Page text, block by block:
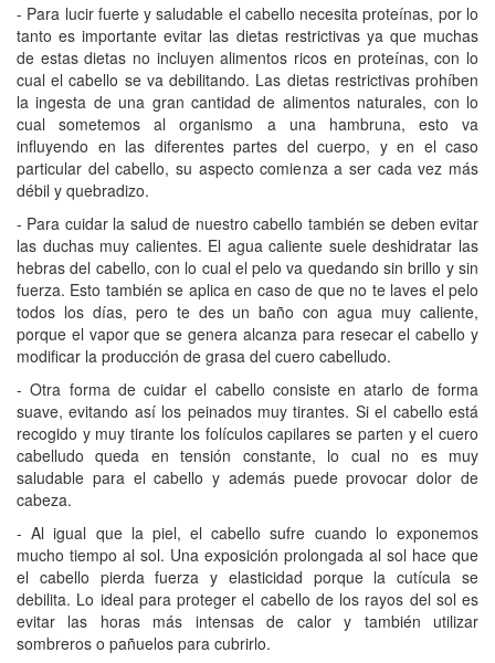
- Para lucir fuerte y saludable el cabello necesita proteínas, por lo
tanto es importante evitar las dietas restrictivas ya que muchas
de estas dietas no incluyen alimentos ricos en proteínas, con lo
cual el cabello se va debilitando. Las dietas restrictivas prohíben
la ingesta de una gran cantidad de alimentos naturales, con lo
cual sometemos al organismo a una hambruna, esto va
influyendo en las diferentes partes del cuerpo, y en el caso
particular del cabello, su aspecto comienza a ser cada vez más
débil y quebradizo.
- Para cuidar la salud de nuestro cabello también se deben evitar
las duchas muy calientes. El agua caliente suele deshidratar las
hebras del cabello, con lo cual el pelo va quedando sin brillo y sin
fuerza. Esto también se aplica en caso de que no te laves el pelo
todos los días, pero te des un baño con agua muy caliente,
porque el vapor que se genera alcanza para resecar el cabello y
modificar la producción de grasa del cuero cabelludo.
- Otra forma de cuidar el cabello consiste en atarlo de forma
suave, evitando así los peinados muy tirantes. Si el cabello está
recogido y muy tirante los folículos capilares se parten y el cuero
cabelludo queda en tensión constante, lo cual no es muy
saludable para el cabello y además puede provocar dolor de
cabeza.
- Al igual que la piel, el cabello sufre cuando lo exponemos
mucho tiempo al sol. Una exposición prolongada al sol hace que
el cabello pierda fuerza y elasticidad porque la cutícula se
debilita. Lo ideal para proteger el cabello de los rayos del sol es
evitar las horas más intensas de calor y también utilizar
sombreros o pañuelos para cubrirlo.